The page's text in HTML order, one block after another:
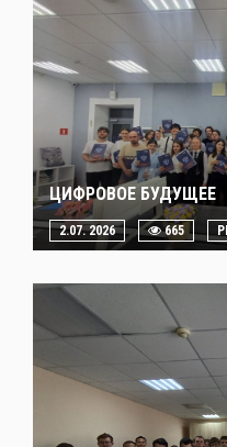
ЦИФРОВОЕ БУДУЩЕЕ
2.07. 2026 665